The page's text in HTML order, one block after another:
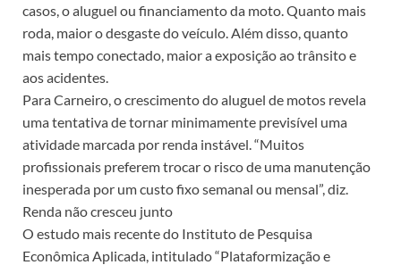
casos, o aluguel ou financiamento da moto. Quanto mais
roda, maior o desgaste do veículo. Além disso, quanto
mais tempo conectado, maior a exposição ao trânsito e
aos acidentes.
Para Carneiro, o crescimento do aluguel de motos revela
uma tentativa de tornar minimamente previsível uma
atividade marcada por renda instável. “Muitos
profissionais preferem trocar o risco de uma manutenção
inesperada por um custo fixo semanal ou mensal”, diz.
Renda não cresceu junto
O estudo mais recente do Instituto de Pesquisa
Econômica Aplicada, intitulado “Plataformização e